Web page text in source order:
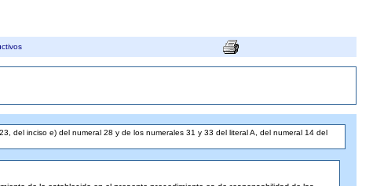
del inciso e) del numeral 28 y de los numerales 31 y 33 del literal A, del numeral 14 del